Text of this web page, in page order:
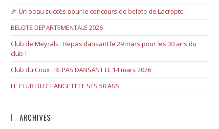
🎉 Un beau succès pour le concours de belote de Lacropte !
BELOTE DEPARTEMENTALE 2026
Club de Meyrals : Repas dansant le 29 mars pour les 30 ans du
club !
Club du Coux : REPAS DANSANT LE 14 mars 2026
LE CLUB DU CHANGE FETE SES 50 ANS
ARCHIVES